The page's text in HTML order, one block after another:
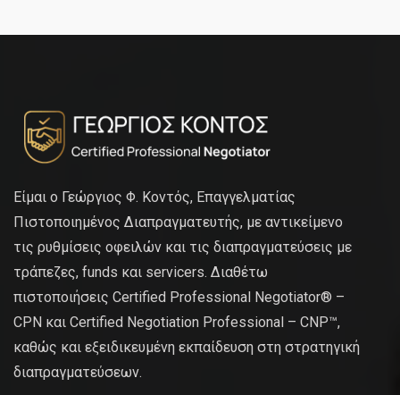
Είμαι ο Γεώργιος Φ. Κοντός, Επαγγελματίας
Πιστοποιημένος Διαπραγματευτής, με αντικείμενο
τις ρυθμίσεις οφειλών και τις διαπραγματεύσεις με
τράπεζες, funds και servicers. Διαθέτω
πιστοποιήσεις Certified Professional Negotiator® –
CPN και Certified Negotiation Professional – CNP™,
καθώς και εξειδικευμένη εκπαίδευση στη στρατηγική
διαπραγματεύσεων.